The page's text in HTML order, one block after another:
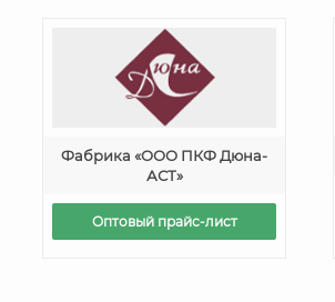
Фабрика «ООО ПКФ Дюна-
АСТ»
Оптовый прайс-лист